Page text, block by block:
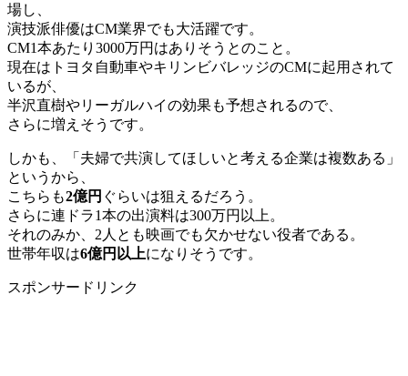
場し、
演技派俳優はCM業界でも大活躍です。
CM1本あたり3000万円はありそうとのこと。
現在はトヨタ自動車やキリンビバレッジのCMに起用されて
いるが、
半沢直樹やリーガルハイの効果も予想されるので、
さらに増えそうです。
しかも、「夫婦で共演してほしいと考える企業は複数ある」
というから、
こちらも2億円 ぐらいは狙えるだろう。
さらに連ドラ1本の出演料は300万円以上。
それのみか、2人とも映画でも欠かせない役者である。
世帯年収は6億円以上になりそうです。
スポンサードリンク